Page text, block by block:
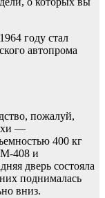
году стал
автопрома
пожалуй,
—
400 кг
М-408 и
дверь состояла
поднималась
вниз.